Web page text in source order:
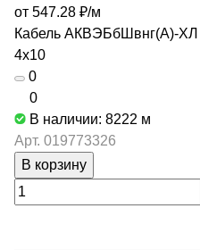
от 547.28 ₽/м
Кабель АКВЭБбШвнг(А)-ХЛ
4х10
0
0
В наличии: 8222 м
Арт. 019773326
В корзину